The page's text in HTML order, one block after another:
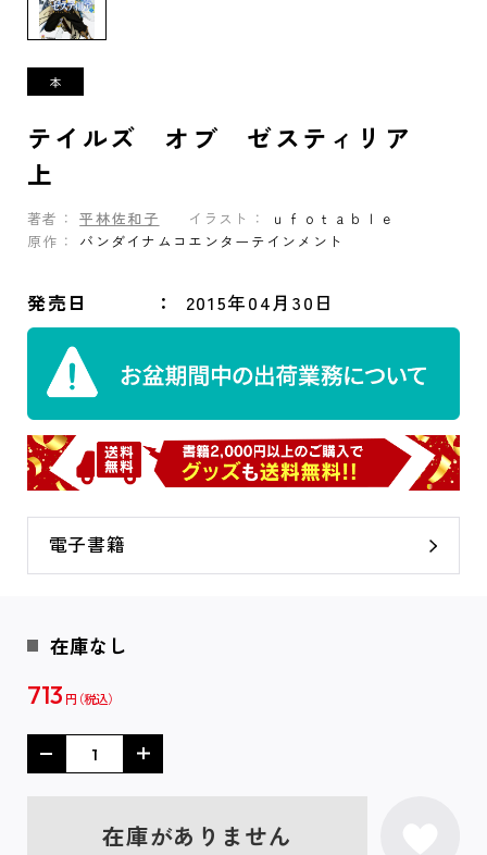
テイルズ オブ ゼスティリア
上
著者： 平林佐和子 イラスト：
ｕｆｏｔａｂｌｅ
原作：
バンダイナムコエンターテインメント
発売日 2015年04月30日
電子書籍
在庫なし
713 円
在庫がありません